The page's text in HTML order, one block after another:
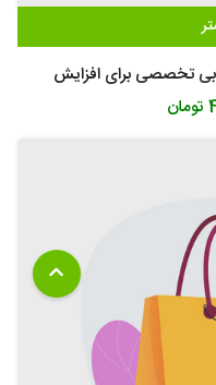
تخصصی برای افزایش